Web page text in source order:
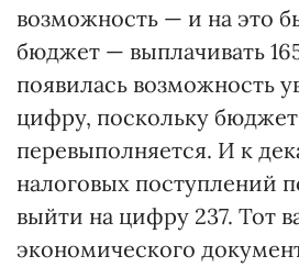
возможность — и на это
бюджет — выплачивать
появилась возможность
цифру, поскольку бюджет
перевыполняется. И к
налоговых поступлений
выйти на цифру 237. Тот
экономического